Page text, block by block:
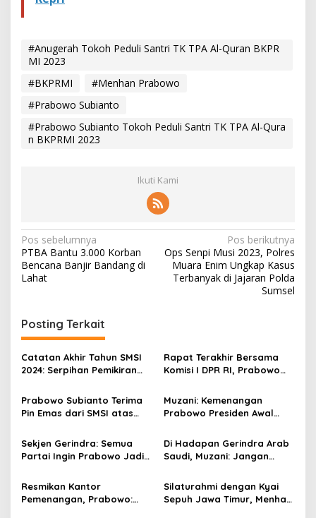
#Anugerah Tokoh Peduli Santri TK TPA Al-Quran BKPR
MI 2023
#BKPRMI
#Menhan Prabowo
#Prabowo Subianto
#Prabowo Subianto Tokoh Peduli Santri TK TPA Al-Qura
n BKPRMI 2023
Ikuti Kami
N
a
v
g
a
s
i
p
o
s
Pos sebelumnya
PTBA Bantu 3.000 Korban
Bencana Banjir Bandang di
Lahat
Pos berikutnya
Ops Senpi Musi 2023, Polres
Muara Enim Ungkap Kasus
Terbanyak di Jajaran Polda
Sumsel
Posting Terkait
Catatan Akhir Tahun SMSI
2024: Serpihan Pemikiran
Soal Pemberantasan
Korupsi
Rapat Terakhir Bersama
Komisi I DPR RI, Prabowo
Prabowo Subianto Terima
Pin Emas dari SMSI atas
Demokrasi
Muzani: Kemenangan
Prabowo Presiden Awal
cita Proklamasi
Sekjen Gerindra: Semua
Partai Ingin Prabowo Jadi
Pilpres 2024
Di Hadapan Gerindra Arab
Saudi, Muzani: Jangan
Prabowo Presiden 2024
Resmikan Kantor
Pemenangan, Prabowo:
Silaturahmi dengan Kyai
Sepuh Jawa Timur, Menhan